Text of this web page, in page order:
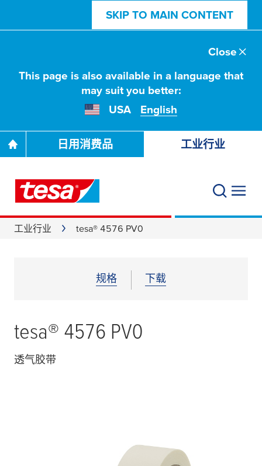
SKIP TO MAIN CONTENT
This page is also available in a language that
may suit you better:
USA
English
Close
日用消费品 工业行业
工业行业 tesa® 4576 PV0
规格 下载
tesa® 4576 PV0
透气胶带